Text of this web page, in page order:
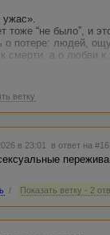
ужас».
“не было”, и
о потере: людей,
смерти, а о любви
жевать эту тему в
в одиночестве.
Она
окончательный
до нас. Тебе
любую мысль
желаниями,
жизнь
дыхании, в этих
может
ветку
в 23:01 в ответ на
/ Показать ветку - 2